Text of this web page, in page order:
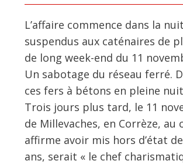
L’affaire commence dans la
suspendus aux caténaires de
de long week-end du 11
Un sabotage du réseau ferré.
ces fers à bétons en pleine
Trois jours plus tard, le 11
de Millevaches, en Corrèze,
affirme avoir mis hors d’état
ans, serait « le chef